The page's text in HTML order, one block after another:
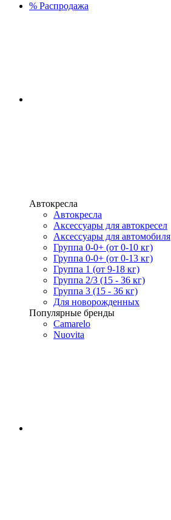
% Распродажа
Автокресла
Автокресла
Аксессуары для автокресел
Аксессуары для автомобиля
Группа 0-0+ (от 0-10 кг)
Группа 0-0+ (от 0-13 кг)
Группа 1 (от 9-18 кг)
Группа 2/3 (15 - 36 кг)
Группа 3 (15 - 36 кг)
Для новорожденных
Популярные бренды
Camarelo
Nuovita